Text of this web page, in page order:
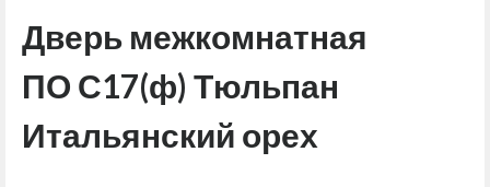
Дверь межкомнатная
ПО С17(ф) Тюльпан
Итальянский орех